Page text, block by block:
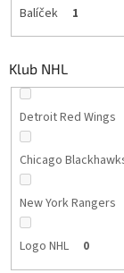
Balíček 1
Klub NHL
Detroit Red Wings
Chicago
New York Rangers
Logo NHL 0